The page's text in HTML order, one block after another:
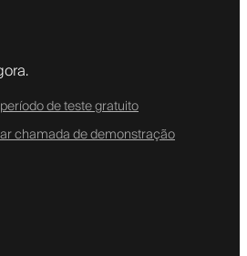
de teste gratuito
chamada de demonstração